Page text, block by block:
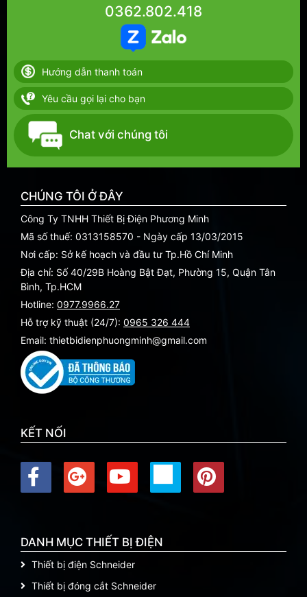
0362.802.418
Hướng dẫn thanh toán
Yêu cầu gọi lại cho bạn
Chat với chúng tôi
CHÚNG TÔI Ở ĐÂY
Công Ty TNHH Thiết Bị Điện Phương Minh
Mã số thuế: 0313158570 - Ngày cấp 13/03/2015
Nơi cấp: Sở kế hoạch và đầu tư Tp.Hồ Chí Minh
Địa chỉ: Số 40/29B Hoàng Bật Đạt, Phường 15, Quận Tân
Bình, Tp.HCM
Hotline: 0977.9966.27
Hỗ trợ kỹ thuật (24/7): 0965 326 444
Email: thietbidienphuongminh@gmail.com
KẾT NỐI
DANH MỤC THIẾT BỊ ĐIỆN
Thiết bị điện Schneider
Thiết bị đóng cắt Schneider